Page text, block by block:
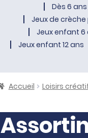
Dès 6 ans
Jeux de
Jeux enfant 6
Jeux enfant 12 ans
Accueil Loisirs